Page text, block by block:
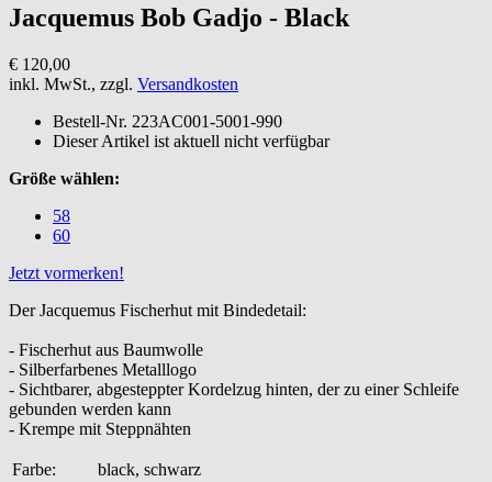
Jacquemus Bob Gadjo - Black
€ 120,00
inkl. MwSt., zzgl. Versandkosten
Bestell-Nr. 223AC001-5001-990
Dieser Artikel ist aktuell nicht verfügbar
Größe wählen:
58
60
Jetzt vormerken!
Der Jacquemus Fischerhut mit Bindedetail:
- Fischerhut aus Baumwolle
- Silberfarbenes Metalllogo
- Sichtbarer, abgesteppter Kordelzug hinten, der zu einer Schleife
gebunden werden kann
- Krempe mit Steppnähten
Farbe:
black, schwarz